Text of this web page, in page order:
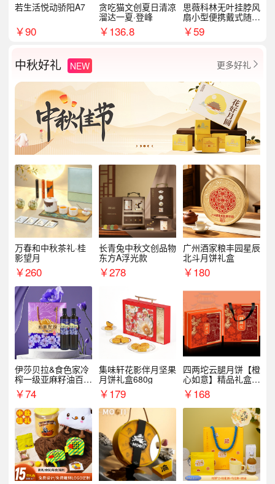
若生活悦动骄阳A7
￥90
贪吃猫文创夏日清凉
溜达一夏·登峰
￥136.8
思薇科林无叶挂脖风
扇小型便携戴式随身
挂脖子降温神器
￥59
中秋好礼 NEW 更多好礼 
万春和中秋茶礼·桂
影望月
￥260
长青兔中秋文创品物
东方A浮光款
￥278
广州酒家粮丰园星辰
北斗月饼礼盒
￥180
伊莎贝拉&食色家冷
榨一级亚麻籽油百紫
千红500ml*2礼盒
￥74
集味轩花影伴月坚果
月饼礼盒680g
￥179
四两坨云腿月饼【橙
心如意】精品礼盒4
50g/盒
￥168